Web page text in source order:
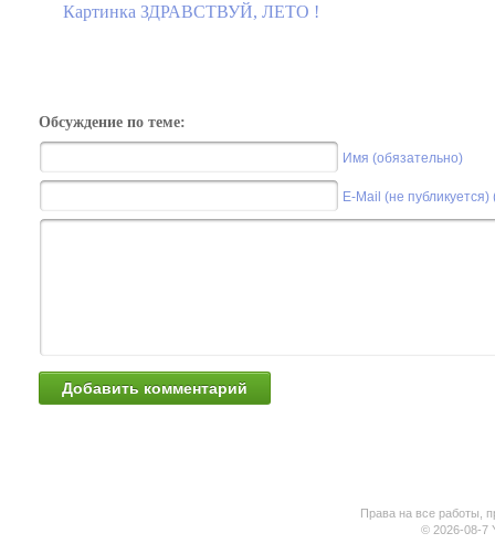
Картинка ЗДРАВСТВУЙ, ЛЕТО !
Обсуждение по теме:
Имя (обязательно)
E-Mail (не
Права на все работы,
© 2026-08-7